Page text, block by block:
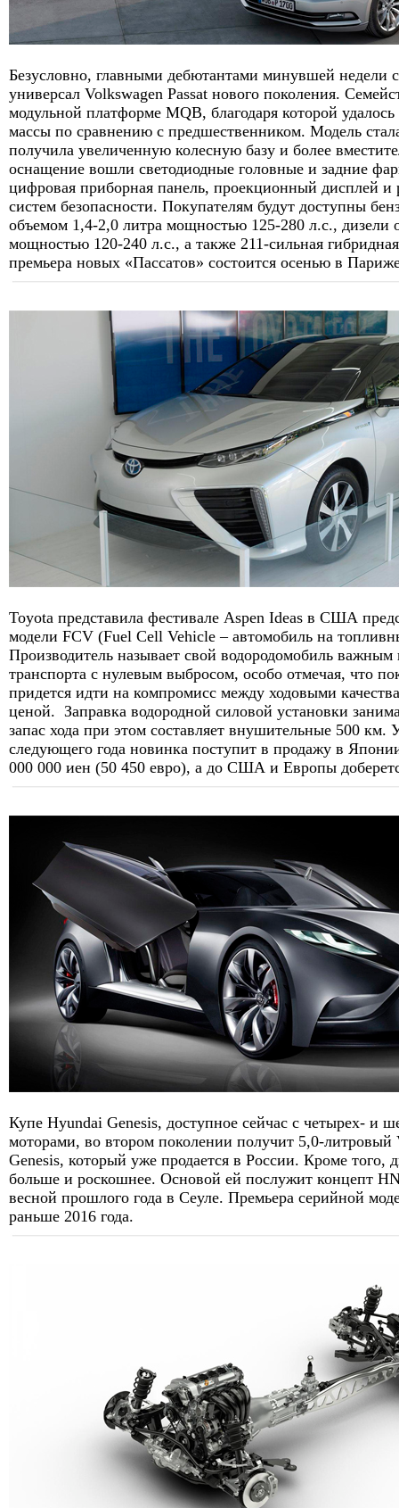
Безусловно, главными дебютантами минувшей недели
универсал Volkswagen Passat нового поколения.
модульной платформе MQB, благодаря которой удалось
массы по сравнению с предшественником. Модель
получила увеличенную колесную базу и более
оснащение вошли светодиодные головные и задние
цифровая приборная панель, проекционный дисплей и
систем безопасности. Покупателям будут доступны
объемом 1,4-2,0 литра мощностью 125-280 л.с., дизели
мощностью 120-240 л.с., а также 211-сильная
премьера новых «Пассатов» состоится осенью в
Toyota представила фестивале Aspen Ideas в США
модели FCV (Fuel Cell Vehicle – автомобиль на
Производитель называет свой водородомобиль важным
транспорта с нулевым выбросом, особо отмечая, что
придется идти на компромисс между ходовыми
ценой. Заправка водородной силовой установки
запас хода при этом составляет внушительные 500 км.
следующего года новинка поступит в продажу в
000 000 иен (50 450 евро), а до США и Европы
Купе Hyundai Genesis, доступное сейчас с четырех- и
моторами, во втором поколении получит 5,0-литровый
Genesis, который уже продается в России. Кроме того,
больше и роскошнее. Основой ей послужит концепт
весной прошлого года в Сеуле. Премьера серийной
раньше 2016 года.